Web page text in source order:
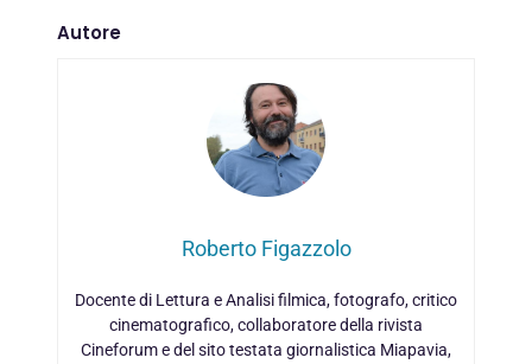
Autore
Roberto Figazzolo
Docente di Lettura e Analisi filmica, fotografo, critico
cinematografico, collaboratore della rivista
Cineforum e del sito testata giornalistica Miapavia,